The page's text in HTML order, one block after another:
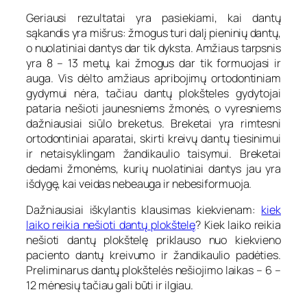
Geriausi rezultatai yra pasiekiami, kai dantų
sąkandis yra mišrus: žmogus turi dalį pieninių dantų,
o nuolatiniai dantys dar tik dyksta. Amžiaus tarpsnis
yra 8 – 13 metų, kai žmogus dar tik formuojasi ir
auga. Vis dėlto amžiaus apribojimų ortodontiniam
gydymui nėra, tačiau dantų plokšteles gydytojai
pataria nešioti jaunesniems žmonės, o vyresniems
dažniausiai siūlo breketus. Breketai yra rimtesni
ortodontiniai aparatai, skirti kreivų dantų tiesinimui
ir netaisyklingam žandikaulio taisymui. Breketai
dedami žmonėms, kurių nuolatiniai dantys jau yra
išdygę, kai veidas nebeauga ir nebesiformuoja.
Dažniausiai iškylantis klausimas kiekvienam: kiek
laiko reikia nešioti dantų plokštelę? Kiek laiko reikia
nešioti dantų plokštelę priklauso nuo kiekvieno
paciento dantų kreivumo ir žandikaulio padėties.
Preliminarus dantų plokštelės nešiojimo laikas – 6 –
12 mėnesių tačiau gali būti ir ilgiau.